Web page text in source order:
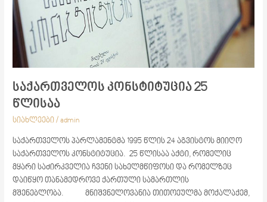
საქართველოს კონსტიტუცია 25
წლისაა
სიახლეები /admin
საქართველოს პარლამენტმა 1995 წლის 24 აგვისტოს მიიღო
საქართველოს კონსტიტუცია. 25 წლისაა აქტი, რომელიც
მყარი საძირკველია ჩვენი სახელმწიფოსი და რომელზეც
დაიწყო თანამედროვე ქართული სამართლის
მშენებლობა. მნიშვნელოვანია თითოეულმა მოქალაქემ,